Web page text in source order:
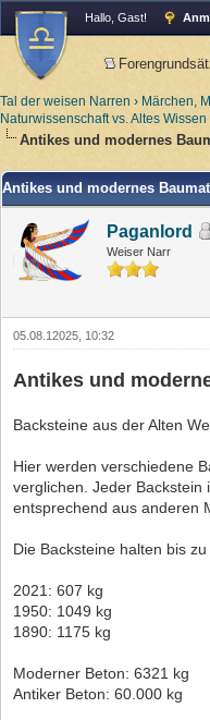
Hallo, Gast!
Tal der weisen Narren › Märchen,
Naturwissenschaft vs. Altes Wissen
Antikes und modernes
Antikes und modernes
Paganlord
Weiser Narr
05.08.12025, 10:32
Antikes und
Backsteine aus der Alten
Hier werden verschiedene
verglichen. Jeder
entsprechend aus anderen
Die Backsteine halten bis
2021: 607 kg
1950: 1049 kg
1890: 1175 kg
Moderner Beton: 6321 kg
Antiker Beton: 60.000 kg